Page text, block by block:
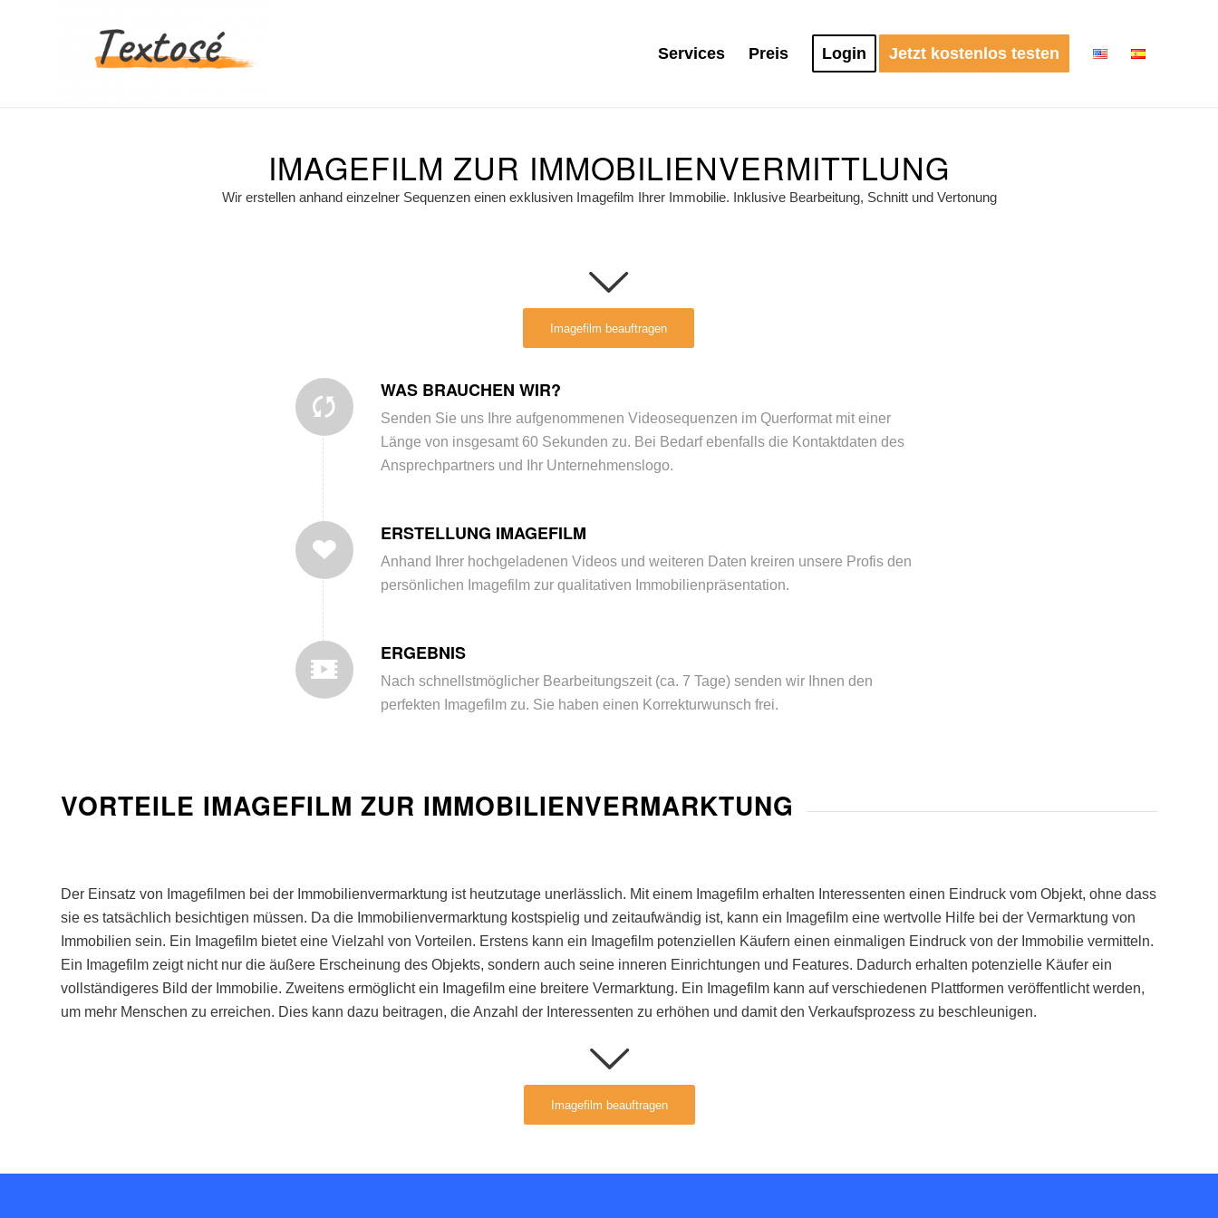
Services Preis Login Jetzt kostenlos testen
IMAGEFILM ZUR IMMOBILIENVERMITTLUNG
Wir erstellen anhand einzelner Sequenzen einen exklusiven Imagefilm Ihrer Immobilie. Inklusive Bearbeitung, Schnitt und Vertonung
Imagefilm beauftragen
WAS BRAUCHEN WIR?
Senden Sie uns Ihre aufgenommenen Videosequenzen im Querformat mit einer
Länge von insgesamt 60 Sekunden zu. Bei Bedarf ebenfalls die Kontaktdaten des
Ansprechpartners und Ihr Unternehmenslogo.
ERSTELLUNG IMAGEFILM
Anhand Ihrer hochgeladenen Videos und weiteren Daten kreiren unsere Profis den
persönlichen Imagefilm zur qualitativen Immobilienpräsentation.
ERGEBNIS
Nach schnellstmöglicher Bearbeitungszeit (ca. 7 Tage) senden wir Ihnen den
perfekten Imagefilm zu. Sie haben einen Korrekturwunsch frei.
VORTEILE IMAGEFILM ZUR IMMOBILIENVERMARKTUNG
Der Einsatz von Imagefil men bei der Immobil ienvermarktung istheutzutage uner äss lich. Miteinem Imagefilm erhal ten Interessenten einen Eindruck vom Objekt, ohne dass
sie es tatsäch lich besichtigen müssen. Da die Immobil ienvermarktung kostspiel ig und zeitaufwändig ist, kann ein Imagefilm eine wertvol le Hil fe bei der Vermarktung von
Immobil ien sein. Ein Imagefilm bieteteine Viel zahl von Vorteil en. Erstens kann ein Imagefilm potenzie en Käufern einen einmal igen Eindruck von der Immobil ie vermitteln.
Ein Imagefilm zeigtnichtnur die äußere Erscheinung des Objekts, sondern auch seine inneren Einrichtungen und Features. Dadurch erhal ten potenziel le Käufer ein
voll ständigeres Bild der Immobil ie. Zweitens ermögl ichtein Imagefilm eine breitere Vermarktung. Ein Imagefilm kann aufverschiedenen Pl attformen veröffentl ichtwerden,
um mehr Menschen zu erreichen. Dies kann dazu beitragen, dieAnzahl der Interessenten zu erhöhen und damitden Verkaufsprozess zu besch leunigen.
Imagefilm beauftragen